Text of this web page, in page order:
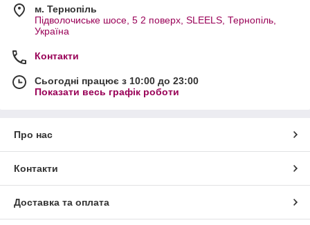
м. Тернопіль
Підволочиське шосе, 5 2 поверх, SLEELS, Тернопіль,
Україна
Контакти
Сьогодні працює з 10:00 до 23:00
Показати весь графік роботи
Про нас
Контакти
Доставка та оплата